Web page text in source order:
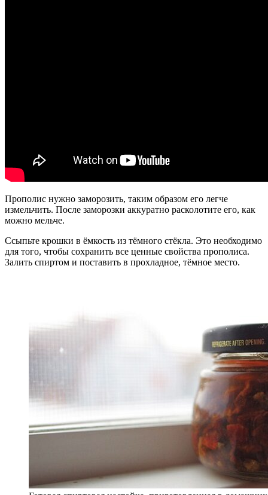
Прополис нужно заморозить, таким образом его легче
измельчить. После заморозки аккуратно расколотите его, как
можно мельче.
Ссыпьте крошки в ёмкость из тёмного стёкла. Это необходимо
для того, чтобы сохранить все ценные свойства прополиса.
Залить спиртом и поставить в прохладное, тёмное место.